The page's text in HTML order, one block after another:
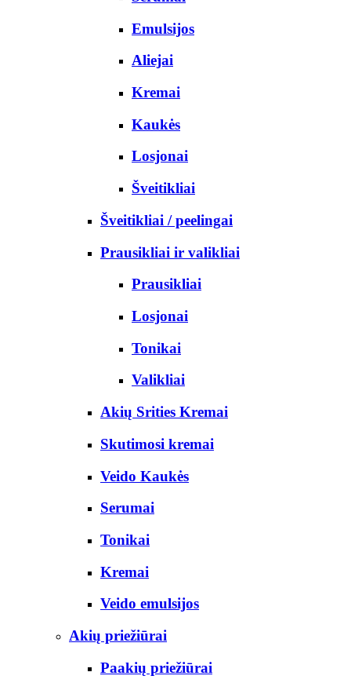
Emulsijos
Aliejai
Kremai
Kaukės
Losjonai
Šveitikliai
Šveitikliai / peelingai
Prausikliai ir valikliai
Prausikliai
Losjonai
Tonikai
Valikliai
Akių Srities Kremai
Skutimosi kremai
Veido Kaukės
Serumai
Tonikai
Kremai
Veido emulsijos
Akių priežiūrai
Paakių priežiūrai